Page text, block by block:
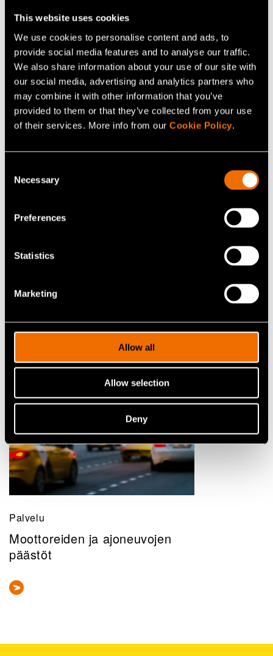
This website uses cookies
We use cookies to personalise content and ads, to
provide social media features and to analyse our traffic.
We also share information about your use of our site with
our social media, advertising and analytics partners who
may combine it with other information that you’ve
provided to them or that they’ve collected from your use
of their services. More info from our Cookie Policy.
Selection
Necessary
Preferences
Statistics
Marketing
Allow all
Allow selection
Deny
Share
Related services
Sähköajoneuvot
Palvelu
Moottoreiden ja ajoneuvojen
päästöt